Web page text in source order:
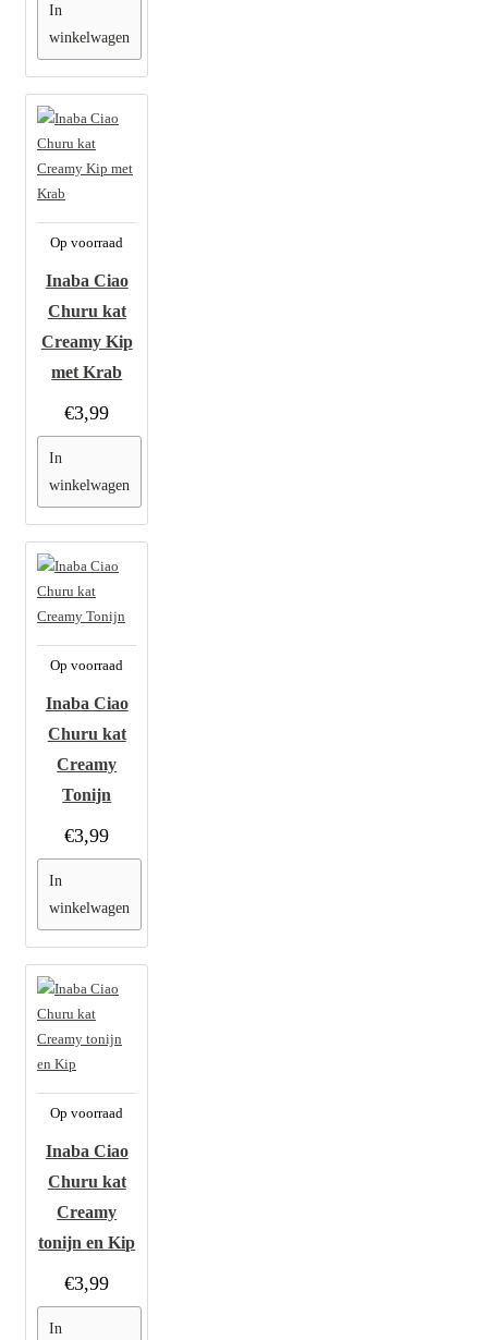
In
winkelwagen
Op voorraad
Inaba Ciao
Churu kat
Creamy Kip
met Krab
€3,99
In
winkelwagen
Op voorraad
Inaba Ciao
Churu kat
Creamy
Tonijn
€3,99
In
winkelwagen
Op voorraad
Inaba Ciao
Churu kat
Creamy
tonijn en Kip
€3,99
In